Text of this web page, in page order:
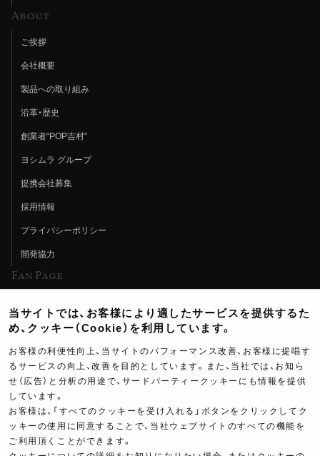
￥209,000
About
ご挨拶
会社概要
製品への取り組み
沿革・歴史
創業者“POP吉村”
ヨシムラ グループ
提携会社募集
採用情報
プライバシーポリシー
開発協力
Fan Page
ヨシムラTV
イベント情報
イベントスケジュール
ツーリングブレイクタイム
製品ポスター
当サイトでは、お客様により適したサービスを提供するた
め、クッキー（Cookie）を利用しています。
お客様の利便性向上、当サイトのパフォーマンス改善、お客様に提唱す
るサービスの向上、改善を目的としています。また、当社では、お知ら
せ（広告）と分析の用途で、サードパーティークッキーにも情報を提供
しています。
お客様は、「すべてのクッキーを受け入れる」ボタンをクリックしてク
ッキーの使用に同意することで、当社ウェブサイトのすべての機能を
ご利用頂くことができます。